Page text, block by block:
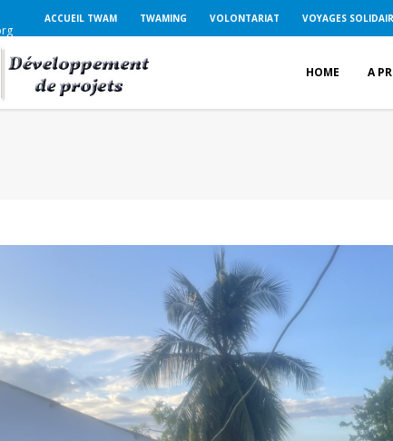
ACCUEIL TWAM TWAMING VOLONTARIAT VOYAGES
HOME
A